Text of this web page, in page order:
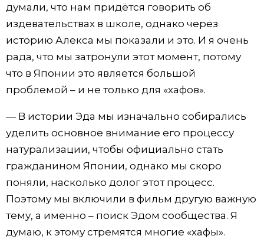
думали, что нам придётся говорить об
издевательствах в школе, однако через
историю Алекса мы показали и это. И я очень
рада, что мы затронули этот момент, потому
что в Японии это является большой
проблемой – и не только для «хафов».
— В истории Эда мы изначально собирались
уделить основное внимание его процессу
натурализации, чтобы официально стать
гражданином Японии, однако мы скоро
поняли, насколько долог этот процесс.
Поэтому мы включили в фильм другую важную
тему, а именно – поиск Эдом сообщества. Я
думаю, к этому стремятся многие «хафы».